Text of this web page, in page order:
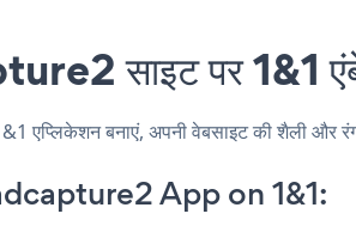
साइट पर 1&1
बनाएं, अपनी वेबसाइट की शैली और
App on 1&1: